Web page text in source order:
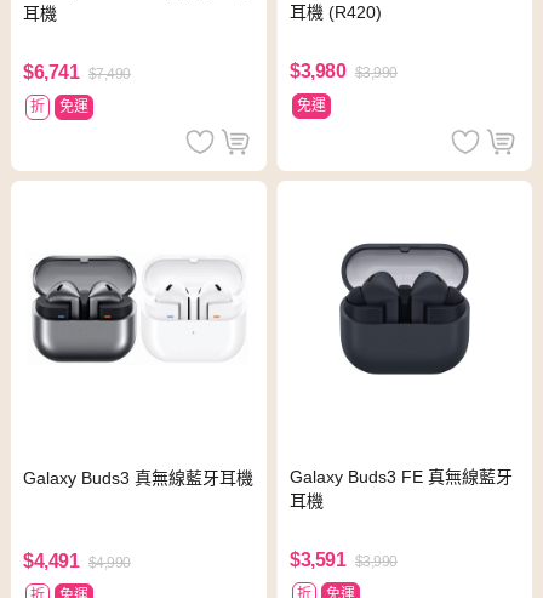
耳機
$6,741 $7,490
折
免運
耳機 (R420)
$3,980 $3,990
免運
Galaxy Buds3 真無線藍牙耳機
$4,491 $4,990
Galaxy Buds3 FE 真無線藍牙
耳機
$3,591 $3,990
折
免運